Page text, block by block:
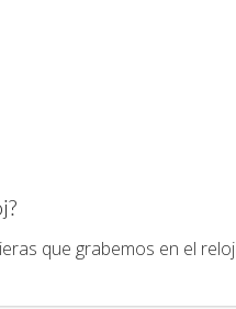
que grabemos en el reloj